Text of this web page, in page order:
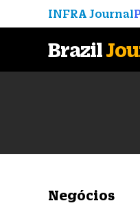
INFRA Journal
Brazil
Negócios